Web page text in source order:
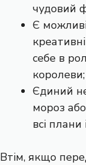
чудовий
Є
себе в
королеви;
Єдиний
мороз
всі плани
Втім, якщо